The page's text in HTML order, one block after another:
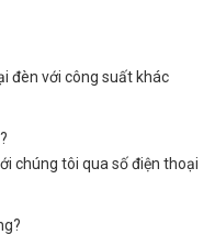
đèn với công suất khác
chúng tôi qua số điện thoại